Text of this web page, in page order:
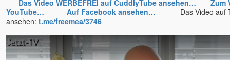
Das Video WERBEFREI auf CuddlyTube ansehen…
Zum
YouTube…
Auf Facebook ansehen… Das Video auf
ansehen: t.me/freemea/3746